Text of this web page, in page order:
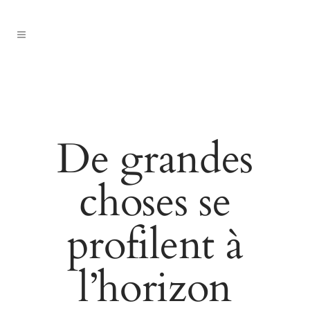
De grandes
choses se
profilent à
l’horizon